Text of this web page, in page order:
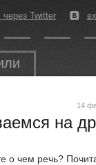
через Twitter
14
на
о чем речь?